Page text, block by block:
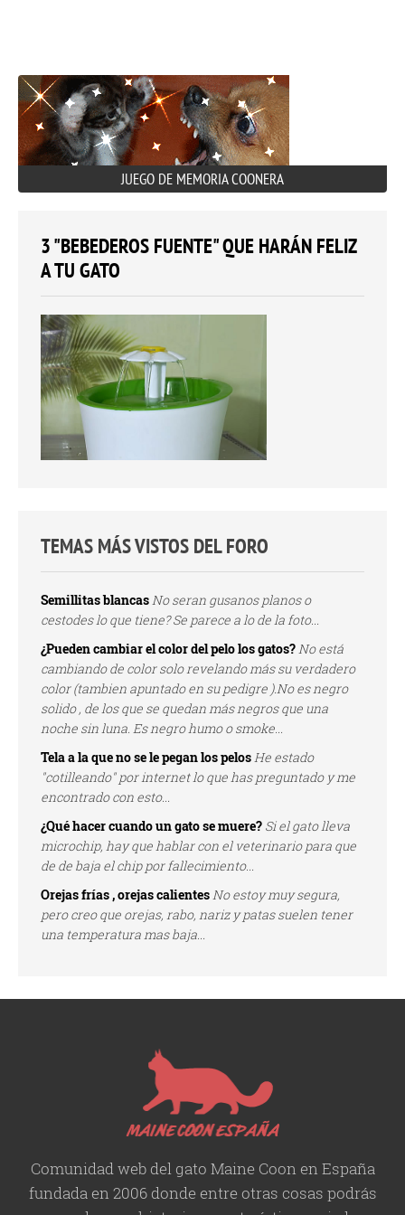
JUEGO DE MEMORIA COONERA
3 "BEBEDEROS FUENTE" QUE HARÁN FELIZ
A TU GATO
TEMAS MÁS VISTOS DEL FORO
Semillitas blancasNo seran gusanos planos o
cestodes lo que tiene? Se parece a lo de la foto...
¿Pueden cambiar el color del pelo los gatos?No está
cambiando de color solo revelando más su verdadero
color (tambien apuntado en su pedigre ).No es negro
solido , de los que se quedan más negros que una
noche sin luna. Es negro humo o smoke...
Tela a la que no se le pegan los pelosHe estado
"cotilleando" por internet lo que has preguntado y me
encontrado con esto...
¿Qué hacer cuando un gato se muere? Si el gato lleva
microchip, hay que hablar con el veterinario para que
de de baja el chip por fallecimiento...
Orejas frías , orejas calientesNo estoy muy segura,
pero creo que orejas, rabo, nariz y patas suelen tener
una temperatura mas baja...
Comunidad web del gato Maine Coon en España
fundada en 2006 donde entre otras cosas podrás